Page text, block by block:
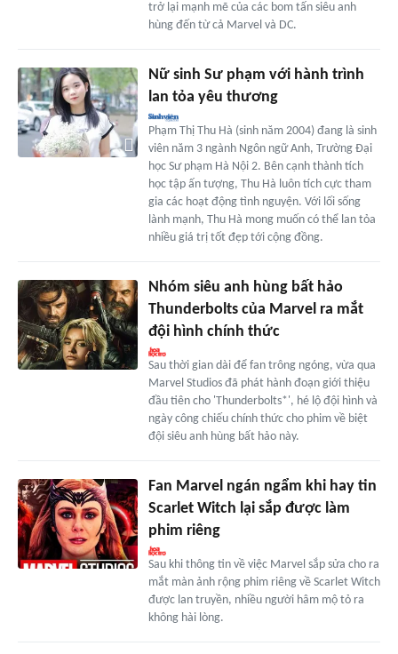
trở lại mạnh mẽ của các bom tấn siêu anh
hùng đến từ cả Marvel và DC.
Nữ sinh Sư phạm với hành trình
lan tỏa yêu thương
Phạm Thị Thu Hà (sinh năm 2004) đang là sinh
viên năm 3 ngành Ngôn ngữ Anh, Trường Đại
học Sư phạm Hà Nội 2. Bên cạnh thành tích
học tập ấn tượng, Thu Hà luôn tích cực tham
gia các hoạt động tình nguyện. Với lối sống
lành mạnh, Thu Hà mong muốn có thể lan tỏa
nhiều giá trị tốt đẹp tới cộng đồng.
Nhóm siêu anh hùng bất hảo
Thunderbolts của Marvel ra mắt
đội hình chính thức
Sau thời gian dài để fan trông ngóng, vừa qua
Marvel Studios đã phát hành đoạn giới thiệu
đầu tiên cho 'Thunderbolts*', hé lộ đội hình và
ngày công chiếu chính thức cho phim về biệt
đội siêu anh hùng bất hảo này.
Fan Marvel ngán ngẩm khi hay tin
Scarlet Witch lại sắp được làm
phim riêng
Sau khi thông tin về việc Marvel sắp sửa cho ra
mắt màn ảnh rộng phim riêng về Scarlet Witch
được lan truyền, nhiều người hâm mộ tỏ ra
không hài lòng.